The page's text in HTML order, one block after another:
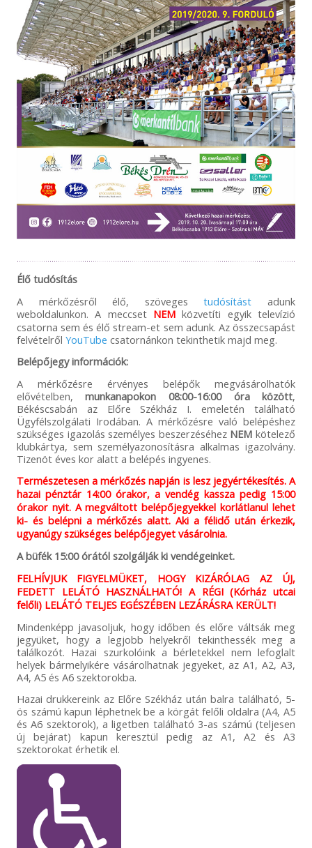
Élő tudósítás
A mérkőzésről élő, szövegestudósítást adunk
weboldalunkon. A meccset NEM közvetíti egyik televízió
csatorna sem és élő stream-et sem adunk. Az összecsapást
felvételről YouTube csatornánkon tekinthetik majd meg.
Belépőjegy információk:
A mérkőzésre érvényes belépők megvásárolhatók
elővételben,munkanapokon 08:00-16:00 óra között,
Békéscsabán az Előre Székház I. emeletén található
Ügyfélszolgálati Irodában. A mérkőzésre való belépéshez
szükséges igazolás személyes beszerzéséhez NEMkötelező
klubkártya, sem személyazonosításra alkalmas igazolvány.
Tizenöt éves kor alatt a belépés ingyenes.
Természetesen a mérkőzés napján is lesz jegyértékesítés. A
hazai pénztár 14:00 órakor, a vendég kassza pedig 15:00
órakor nyit. A megváltott belépőjegyekkel korlátlanul lehet
ki- és belépni a mérkőzés alatt. Aki a félidő után érkezik,
ugyanúgy szükséges belépőjegyet vásárolnia.
A büfék 15:00 órától szolgálják ki vendégeinket.
FELHÍVJUK FIGYELMÜKET, HOGY KIZÁRÓLAG AZ ÚJ,
FEDETT LELÁTÓ HASZNÁLHATÓ! A RÉGI (Kórház utcai
felőli) LELÁTÓ TELJES EGÉSZÉBEN LEZÁRÁSRA KERÜLT!
Mindenképp javasoljuk, hogy időben és előre váltsák meg
jegyüket, hogy a legjobb helyekről tekinthessék meg a
találkozót. Hazai szurkolóink a bérletekkel nem lefoglalt
helyek bármelyikére vásárolhatnak jegyeket, az A1, A2, A3,
A4, A5 és A6 szektorokba.
Hazai drukkereink az Előre Székház után balra található, 5-
ös számú kapun léphetnek be a körgát felőli oldalra (A4, A5
és A6 szektorok), a ligetben található 3-as számú (teljesen
új bejárat) kapun keresztül pedig az A1, A2 és A3
szektorokat érhetik el.